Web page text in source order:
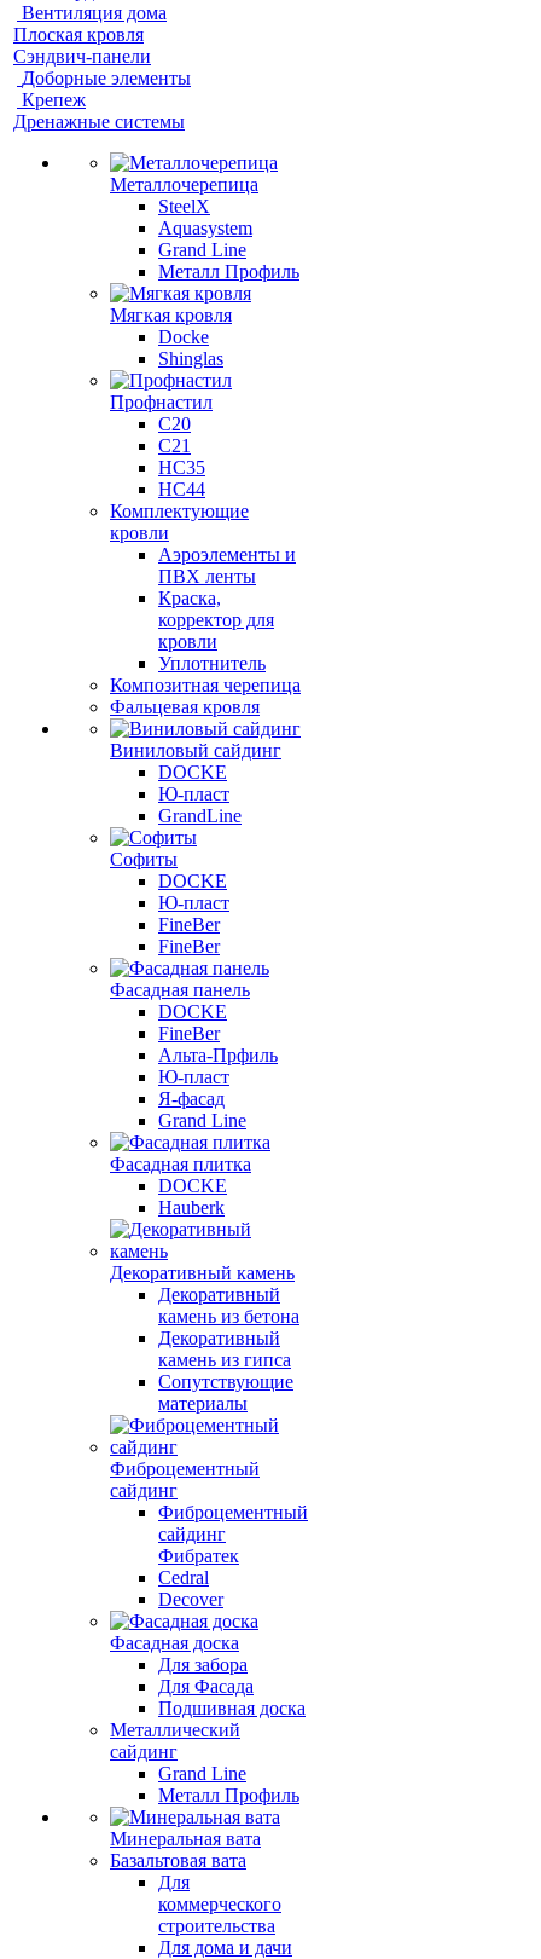
Вентиляция дома
Плоская кровля
Сэндвич-панели
Доборные элементы
Крепеж
Дренажные системы
Металлочерепица
SteelX
Aquasystem
Grand Line
Металл Профиль
Мягкая кровля
Docke
Shinglas
Профнастил
C20
C21
НС35
НС44
Комплектующие
кровли
Аэроэлементы и
ПВХ ленты
Краска,
корректор для
кровли
Уплотнитель
Композитная черепица
Фальцевая кровля
Виниловый сайдинг
DOCKE
Ю-пласт
GrandLine
Софиты
DOCKE
Ю-пласт
FineBer
FineBer
Фасадная панель
DOCKE
FineBer
Альта-Прфиль
Ю-пласт
Я-фасад
Grand Line
Фасадная плитка
DOCKE
Hauberk
Декоративный камень
Декоративный
камень из бетона
Декоративный
камень из гипса
Сопутствующие
материалы
Фиброцементный
сайдинг
Фиброцементный
сайдинг
Фибратек
Cedral
Decover
Фасадная доска
Для забора
Для Фасада
Подшивная доска
Металлический
сайдинг
Grand Line
Металл Профиль
Минеральная вата
Базальтовая вата
Для
коммерческого
строительства
Для дома и дачи